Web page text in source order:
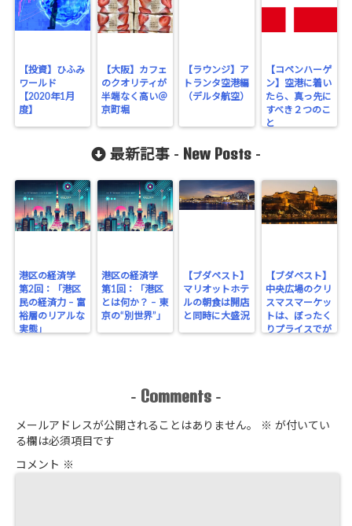
【投資】ひふみ
ワールド
【2020年1月
度】
【大阪】カフェ
のクオリティが
半端なく高い＠
京町堀
【ラウンジ】ア
トランタ空港編
（デルタ航空）
【コペンハーゲ
ン】空港に着い
たら、真っ先に
すべき２つのこ
と
最新記事 - New Posts -
港区の経済学
第2回：「港区
民の経済力 – 富
裕層のリアルな
実態」
港区の経済学
第1回：「港区
とは何か？ – 東
京の“別世界”」
【ブダペスト】
マリオットホテ
ルの朝食は開店
と同時に大盛況
【ブダペスト】
中央広場のクリ
スマスマーケッ
トは、ぼったく
りプライスでが
- Comments -
メールアドレスが公開されることはありません。 ※ が付いてい
る欄は必須項目です
コメント ※